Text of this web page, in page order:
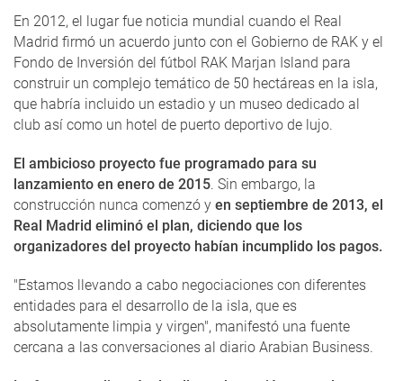
En 2012, el lugar fue noticia mundial cuando el Real
Madrid firmó un acuerdo junto con el Gobierno de RAK y el
Fondo de Inversión del fútbol RAK Marjan Island para
construir un complejo temático de 50 hectáreas en la isla,
que habría incluido un estadio y un museo dedicado al
club así como un hotel de puerto deportivo de lujo.
El ambicioso proyecto fue programado para su
lanzamiento en enero de 2015. Sin embargo, la
construcción nunca comenzó y en septiembre de 2013, el
Real Madrid eliminó el plan, diciendo que los
organizadores del proyecto habían incumplido los pagos.
"Estamos llevando a cabo negociaciones con diferentes
entidades para el desarrollo de la isla, que es
absolutamente limpia y virgen", manifestó una fuente
cercana a las conversaciones al diario Arabian Business.